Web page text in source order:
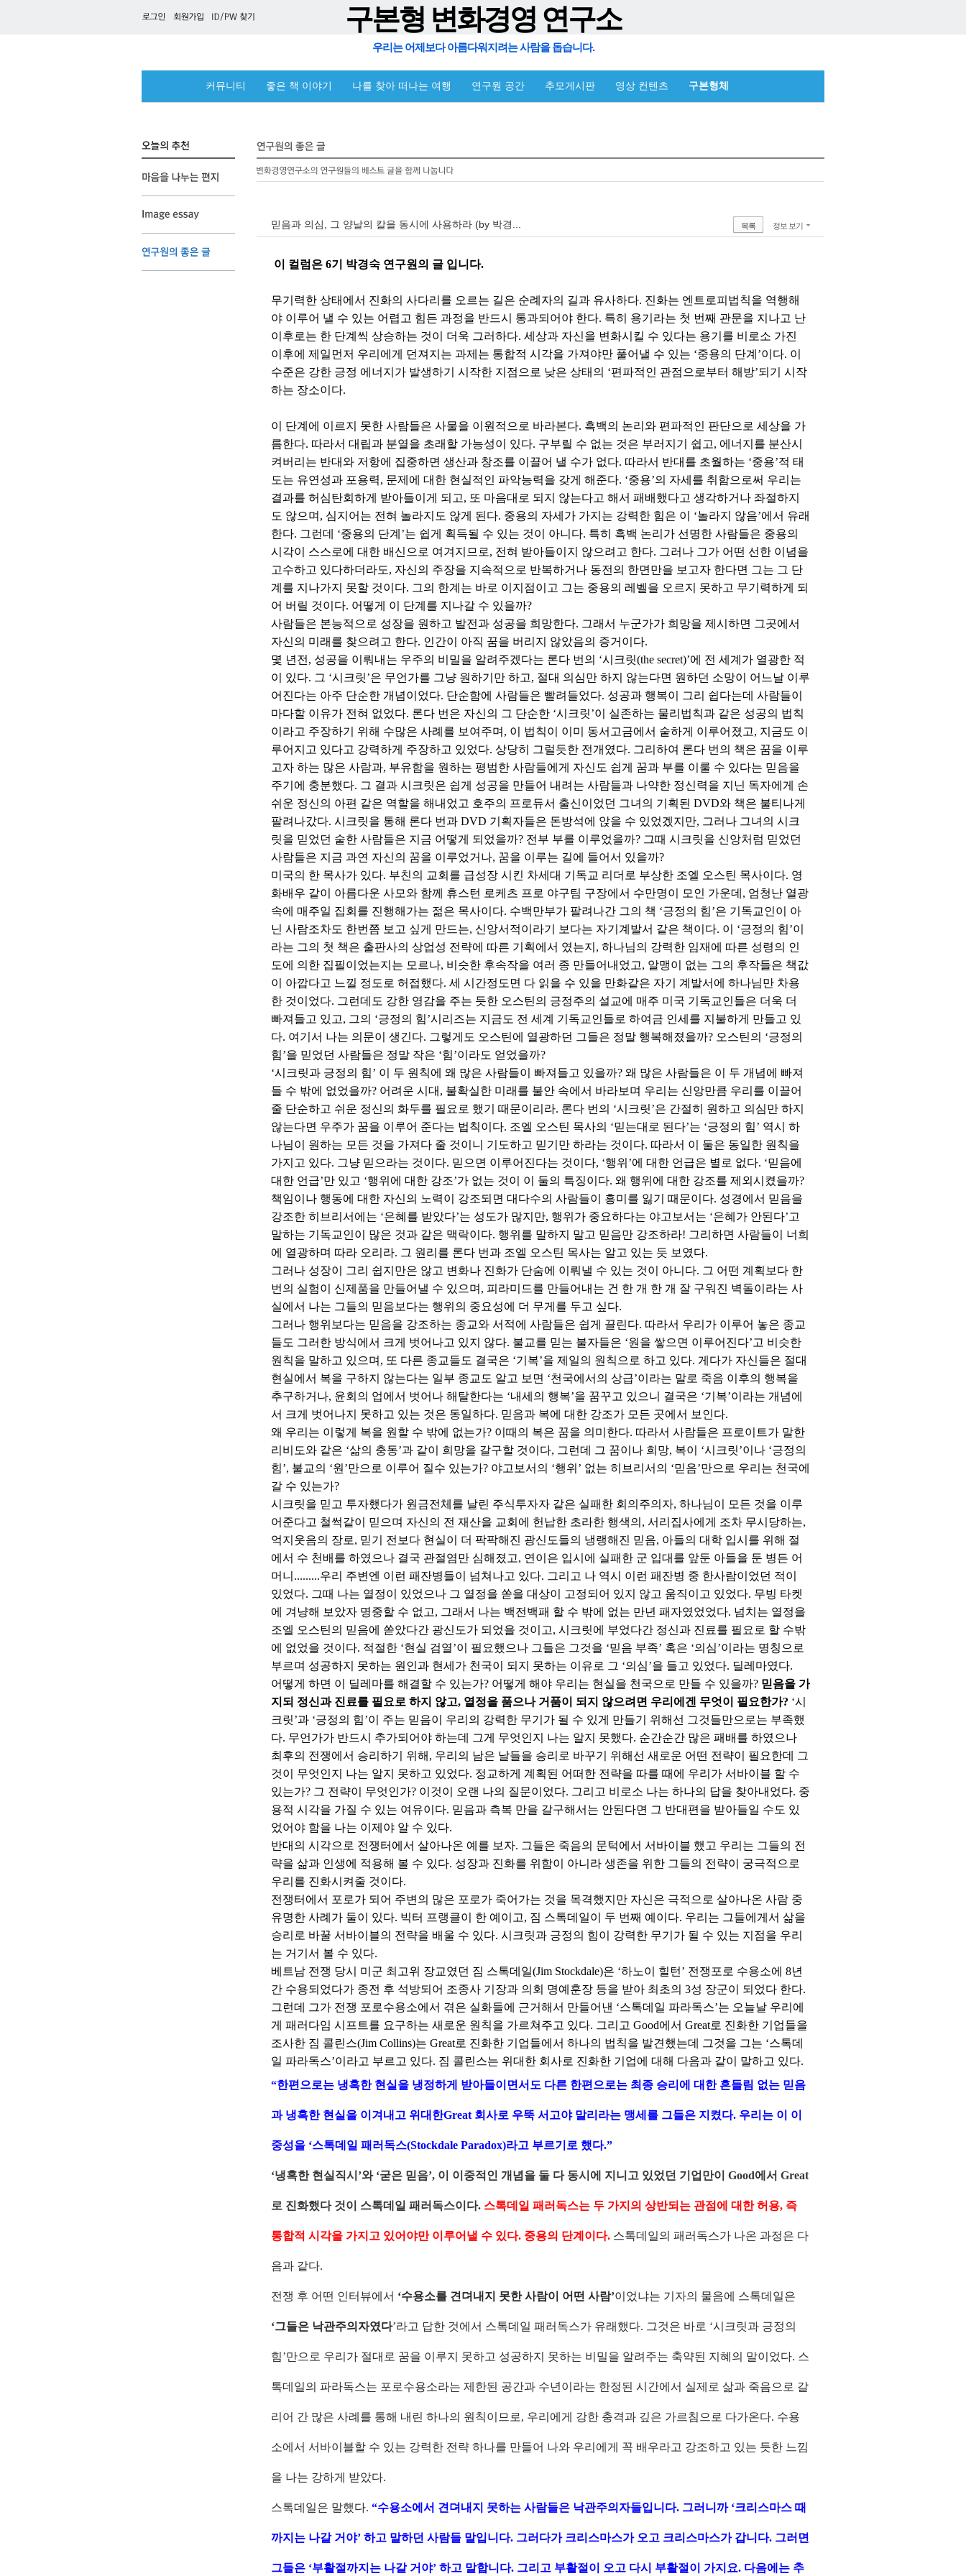
구본형 변화경영 연구소
우리는 어제보다 아름다워지려는 사람을 돕습니다.
커뮤니티 좋은 책 이야기 나를 찾아 떠나는 여행 연구원 공간 추모게시판 영상 컨텐츠 구본형체
믿음과 의심, 그 양날의 칼을 동시에 사용하라 (by 박경... 목록 정보 보기
이 컬럼은 6기 박경숙 연구원의 글 입니다.
무기력한 상태에서 진화의 사다리를 오르는 길은 순례자의 길과 유사하다. 진화는 엔트로피법칙을 역행해
야 이루어 낼 수 있는 어렵고 힘든 과정을 반드시 통과되어야 한다. 특히 용기라는 첫 번째 관문을 지나고 난
이후로는 한 단계씩 상승하는 것이 더욱 그러하다. 세상과 자신을 변화시킬 수 있다는 용기를 비로소 가진
이후에 제일먼저 우리에게 던져지는 과제는 통합적 시각을 가져야만 풀어낼 수 있는 ‘중용의 단계’이다. 이
수준은 강한 긍정 에너지가 발생하기 시작한 지점으로 낮은 상태의 ‘편파적인 관점으로부터 해방’되기 시작
하는 장소이다.
이 단계에 이르지 못한 사람들은 사물을 이원적으로 바라본다. 흑백의 논리와 편파적인 판단으로 세상을 가
름한다. 따라서 대립과 분열을 초래할 가능성이 있다. 구부릴 수 없는 것은 부러지기 쉽고, 에너지를 분산시
켜버리는 반대와 저항에 집중하면 생산과 창조를 이끌어 낼 수가 없다. 따라서 반대를 초월하는 ‘중용’적 태
도는 유연성과 포용력, 문제에 대한 현실적인 파악능력을 갖게 해준다. ‘중용’의 자세를 취함으로써 우리는
결과를 허심탄회하게 받아들이게 되고, 또 마음대로 되지 않는다고 해서 패배했다고 생각하거나 좌절하지
도 않으며, 심지어는 전혀 놀라지도 않게 된다. 중용의 자세가 가지는 강력한 힘은 이 ‘놀라지 않음’에서 유래
한다. 그런데 ‘중용의 단계’는 쉽게 획득될 수 있는 것이 아니다. 특히 흑백 논리가 선명한 사람들은 중용의
시각이 스스로에 대한 배신으로 여겨지므로, 전혀 받아들이지 않으려고 한다. 그러나 그가 어떤 선한 이념을
고수하고 있다하더라도, 자신의 주장을 지속적으로 반복하거나 동전의 한면만을 보고자 한다면 그는 그 단
계를 지나가지 못할 것이다. 그의 한계는 바로 이지점이고 그는 중용의 레벨을 오르지 못하고 무기력하게 되
어 버릴 것이다. 어떻게 이 단계를 지나갈 수 있을까?
사람들은 본능적으로 성장을 원하고 발전과 성공을 희망한다. 그래서 누군가가 희망을 제시하면 그곳에서
자신의 미래를 찾으려고 한다. 인간이 아직 꿈을 버리지 않았음의 증거이다.
몇 년전, 성공을 이뤄내는 우주의 비밀을 알려주겠다는 론다 번의 ‘시크릿(the secret)’에 전 세계가 열광한 적
이 있다. 그 ‘시크릿’은 무언가를 그냥 원하기만 하고, 절대 의심만 하지 않는다면 원하던 소망이 어느날 이루
어진다는 아주 단순한 개념이었다. 단순함에 사람들은 빨려들었다. 성공과 행복이 그리 쉽다는데 사람들이
마다할 이유가 전혀 없었다. 론다 번은 자신의 그 단순한 ‘시크릿’이 실존하는 물리법칙과 같은 성공의 법칙
이라고 주장하기 위해 수많은 사례를 보여주며, 이 법칙이 이미 동서고금에서 숱하게 이루어졌고, 지금도 이
루어지고 있다고 강력하게 주장하고 있었다. 상당히 그럴듯한 전개였다. 그리하여 론다 번의 책은 꿈을 이루
고자 하는 많은 사람과, 부유함을 원하는 평범한 사람들에게 자신도 쉽게 꿈과 부를 이룰 수 있다는 믿음을
주기에 충분했다. 그 결과 시크릿은 쉽게 성공을 만들어 내려는 사람들과 나약한 정신력을 지닌 독자에게 손
쉬운 정신의 아편 같은 역할을 해내었고 호주의 프로듀서 출신이었던 그녀의 기획된 DVD와 책은 불티나게
팔려나갔다. 시크릿을 통해 론다 번과 DVD 기획자들은 돈방석에 앉을 수 있었겠지만, 그러나 그녀의 시크
릿을 믿었던 숱한 사람들은 지금 어떻게 되었을까? 전부 부를 이루었을까? 그때 시크릿을 신앙처럼 믿었던
사람들은 지금 과연 자신의 꿈을 이루었거나, 꿈을 이루는 길에 들어서 있을까?
미국의 한 목사가 있다. 부친의 교회를 급성장 시킨 차세대 기독교 리더로 부상한 조엘 오스틴 목사이다. 영
화배우 같이 아름다운 사모와 함께 휴스턴 로케츠 프로 야구팀 구장에서 수만명이 모인 가운데, 엄청난 열광
속에 매주일 집회를 진행해가는 젊은 목사이다. 수백만부가 팔려나간 그의 책 ‘긍정의 힘’은 기독교인이 아
닌 사람조차도 한번쯤 보고 싶게 만드는, 신앙서적이라기 보다는 자기계발서 같은 책이다. 이 ‘긍정의 힘’이
라는 그의 첫 책은 출판사의 상업성 전략에 따른 기획에서 였는지, 하나님의 강력한 임재에 따른 성령의 인
도에 의한 집필이었는지는 모르나, 비슷한 후속작을 여러 종 만들어내었고, 알맹이 없는 그의 후작들은 책값
이 아깝다고 느낄 정도로 허접했다. 세 시간정도면 다 읽을 수 있을 만화같은 자기 계발서에 하나님만 차용
한 것이었다. 그런데도 강한 영감을 주는 듯한 오스틴의 긍정주의 설교에 매주 미국 기독교인들은 더욱 더
빠져들고 있고, 그의 ‘긍정의 힘’시리즈는 지금도 전 세계 기독교인들로 하여금 인세를 지불하게 만들고 있
다. 여기서 나는 의문이 생긴다. 그렇게도 오스틴에 열광하던 그들은 정말 행복해졌을까? 오스틴의 ‘긍정의
힘’을 믿었던 사람들은 정말 작은 ‘힘’이라도 얻었을까?
‘시크릿과 긍정의 힘’ 이 두 원칙에 왜 많은 사람들이 빠져들고 있을까? 왜 많은 사람들은 이 두 개념에 빠져
들 수 밖에 없었을까? 어려운 시대, 불확실한 미래를 불안 속에서 바라보며 우리는 신앙만큼 우리를 이끌어
줄 단순하고 쉬운 정신의 화두를 필요로 했기 때문이리라. 론다 번의 ‘시크릿’은 간절히 원하고 의심만 하지
않는다면 우주가 꿈을 이루어 준다는 법칙이다. 조엘 오스틴 목사의 ‘믿는대로 된다’는 ‘긍정의 힘’ 역시 하
나님이 원하는 모든 것을 가져다 줄 것이니 기도하고 믿기만 하라는 것이다. 따라서 이 둘은 동일한 원칙을
가지고 있다. 그냥 믿으라는 것이다. 믿으면 이루어진다는 것이다, ‘행위’에 대한 언급은 별로 없다. ‘믿음에
대한 언급’만 있고 ‘행위에 대한 강조’가 없는 것이 이 둘의 특징이다. 왜 행위에 대한 강조를 제외시켰을까?
책임이나 행동에 대한 자신의 노력이 강조되면 대다수의 사람들이 흥미를 잃기 때문이다. 성경에서 믿음을
강조한 히브리서에는 ‘은혜를 받았다’는 성도가 많지만, 행위가 중요하다는 야고보서는 ‘은혜가 안된다’고
말하는 기독교인이 많은 것과 같은 맥락이다. 행위를 말하지 말고 믿음만 강조하라! 그리하면 사람들이 너희
에 열광하며 따라 오리라. 그 원리를 론다 번과 조엘 오스틴 목사는 알고 있는 듯 보였다.
그러나 성장이 그리 쉽지만은 않고 변화나 진화가 단숨에 이뤄낼 수 있는 것이 아니다. 그 어떤 계획보다 한
번의 실험이 신제품을 만들어낼 수 있으며, 피라미드를 만들어내는 건 한 개 한 개 잘 구워진 벽돌이라는 사
실에서 나는 그들의 믿음보다는 행위의 중요성에 더 무게를 두고 싶다.
그러나 행위보다는 믿음을 강조하는 종교와 서적에 사람들은 쉽게 끌린다. 따라서 우리가 이루어 놓은 종교
들도 그러한 방식에서 크게 벗어나고 있지 않다. 불교를 믿는 불자들은 ‘원을 쌓으면 이루어진다’고 비슷한
원칙을 말하고 있으며, 또 다른 종교들도 결국은 ‘기복’을 제일의 원칙으로 하고 있다. 게다가 자신들은 절대
현실에서 복을 구하지 않는다는 일부 종교도 알고 보면 ‘천국에서의 상급’이라는 말로 죽음 이후의 행복을
추구하거나, 윤회의 업에서 벗어나 해탈한다는 ‘내세의 행복’을 꿈꾸고 있으니 결국은 ‘기복’이라는 개념에
서 크게 벗어나지 못하고 있는 것은 동일하다. 믿음과 복에 대한 강조가 모든 곳에서 보인다.
왜 우리는 이렇게 복을 원할 수 밖에 없는가? 이때의 복은 꿈을 의미한다. 따라서 사람들은 프로이트가 말한
리비도와 같은 ‘삶의 충동’과 같이 희망을 갈구할 것이다, 그런데 그 꿈이나 희망, 복이 ‘시크릿’이나 ‘긍정의
힘’, 불교의 ‘원’만으로 이루어 질수 있는가? 야고보서의 ‘행위’ 없는 히브리서의 ‘믿음’만으로 우리는 천국에
갈 수 있는가?
시크릿을 믿고 투자했다가 원금전체를 날린 주식투자자 같은 실패한 회의주의자, 하나님이 모든 것을 이루
어준다고 철썩같이 믿으며 자신의 전 재산을 교회에 헌납한 초라한 행색의, 서리집사에게 조차 무시당하는,
억지웃음의 장로, 믿기 전보다 현실이 더 팍팍해진 광신도들의 냉랭해진 믿음, 아들의 대학 입시를 위해 절
에서 수 천배를 하였으나 결국 관절염만 심해졌고, 연이은 입시에 실패한 군 입대를 앞둔 아들을 둔 병든 어
머니.........우리 주변엔 이런 패잔병들이 넘쳐나고 있다. 그리고 나 역시 이런 패잔병 중 한사람이었던 적이
있었다. 그때 나는 열정이 있었으나 그 열정을 쏟을 대상이 고정되어 있지 않고 움직이고 있었다. 무빙 타켓
에 겨냥해 보았자 명중할 수 없고, 그래서 나는 백전백패 할 수 밖에 없는 만년 패자였었었다. 넘치는 열정을
조엘 오스틴의 믿음에 쏟았다간 광신도가 되었을 것이고, 시크릿에 부었다간 정신과 진료를 필요로 할 수밖
에 없었을 것이다. 적절한 ‘현실 검열’이 필요했으나 그들은 그것을 ‘믿음 부족’ 혹은 ‘의심’이라는 명칭으로
부르며 성공하지 못하는 원인과 현세가 천국이 되지 못하는 이유로 그 ‘의심’을 들고 있었다. 딜레마였다.
어떻게 하면 이 딜레마를 해결할 수 있는가? 어떻게 해야 우리는 현실을 천국으로 만들 수 있을까? 믿음을 가
지되 정신과 진료를 필요로 하지 않고, 열정을 품으나 거품이 되지 않으려면 우리에겐 무엇이 필요한가? ‘시
크릿’과 ‘긍정의 힘’이 주는 믿음이 우리의 강력한 무기가 될 수 있게 만들기 위해선 그것들만으로는 부족했
다. 무언가가 반드시 추가되어야 하는데 그게 무엇인지 나는 알지 못했다. 순간순간 많은 패배를 하였으나
최후의 전쟁에서 승리하기 위해, 우리의 남은 날들을 승리로 바꾸기 위해선 새로운 어떤 전략이 필요한데 그
것이 무엇인지 나는 알지 못하고 있었다. 정교하게 계획된 어떠한 전략을 따를 때에 우리가 서바이블 할 수
있는가? 그 전략이 무엇인가? 이것이 오랜 나의 질문이었다. 그리고 비로소 나는 하나의 답을 찾아내었다. 중
용적 시각을 가질 수 있는 여유이다. 믿음과 측복 만을 갈구해서는 안된다면 그 반대편을 받아들일 수도 있
었어야 함을 나는 이제야 알 수 있다.
반대의 시각으로 전쟁터에서 살아나온 예를 보자. 그들은 죽음의 문턱에서 서바이블 했고 우리는 그들의 전
략을 삶과 인생에 적용해 볼 수 있다. 성장과 진화를 위함이 아니라 생존을 위한 그들의 전략이 궁극적으로
우리를 진화시켜줄 것이다.
전쟁터에서 포로가 되어 주변의 많은 포로가 죽어가는 것을 목격했지만 자신은 극적으로 살아나온 사람 중
유명한 사례가 둘이 있다. 빅터 프랭클이 한 예이고, 짐 스톡데일이 두 번째 예이다. 우리는 그들에게서 삶을
승리로 바꿀 서바이블의 전략을 배울 수 있다. 시크릿과 긍정의 힘이 강력한 무기가 될 수 있는 지점을 우리
는 거기서 볼 수 있다.
베트남 전쟁 당시 미군 최고위 장교였던 짐 스톡데일(Jim Stockdale)은 ‘하노이 힐턴’ 전쟁포로 수용소에 8년
간 수용되었다가 종전 후 석방되어 조종사 기장과 의회 명예훈장 등을 받아 최초의 3성 장군이 되었다 한다.
그런데 그가 전쟁 포로수용소에서 겪은 실화들에 근거해서 만들어낸 ‘스톡데일 파라독스’는 오늘날 우리에
게 패러다임 시프트를 요구하는 새로운 원칙을 가르쳐주고 있다. 그리고 Good에서 Great로 진화한 기업들을
조사한 짐 콜린스(Jim Collins)는 Great로 진화한 기업들에서 하나의 법칙을 발견했는데 그것을 그는 ‘스톡데
일 파라독스’이라고 부르고 있다. 짐 콜린스는 위대한 회사로 진화한 기업에 대해 다음과 같이 말하고 있다.
“한편으로는 냉혹한 현실을 냉정하게 받아들이면서도 다른 한편으로는 최종 승리에 대한 흔들림 없는 믿음
과 냉혹한 현실을 이겨내고 위대한Great 회사로 우뚝 서고야 말리라는 맹세를 그들은 지켰다. 우리는 이 이
중성을 ‘스톡데일 패러독스(Stockdale Paradox)라고 부르기로 했다.”
‘냉혹한 현실직시’와 ‘굳은 믿음’, 이 이중적인 개념을 둘 다 동시에 지니고 있었던 기업만이 Good에서 Great
로 진화했다 것이 스톡데일 패러독스이다. 스톡데일 패러독스는 두 가지의 상반되는 관점에 대한 허용, 즉
통합적 시각을 가지고 있어야만 이루어낼 수 있다. 중용의 단계이다. 스톡데일의 패러독스가 나온 과정은 다
음과 같다.
전쟁 후 어떤 인터뷰에서 ‘수용소를 견뎌내지 못한 사람이 어떤 사람’이었냐는 기자의 물음에 스톡데일은
‘그들은 낙관주의자였다’라고 답한 것에서 스톡데일 패러독스가 유래했다. 그것은 바로 ‘시크릿과 긍정의
힘’만으로 우리가 절대로 꿈을 이루지 못하고 성공하지 못하는 비밀을 알려주는 축약된 지혜의 말이었다. 스
톡데일의 파라독스는 포로수용소라는 제한된 공간과 수년이라는 한정된 시간에서 실제로 삶과 죽음으로 갈
리어 간 많은 사례를 통해 내린 하나의 원칙이므로, 우리에게 강한 충격과 깊은 가르침으로 다가온다. 수용
소에서 서바이블할 수 있는 강력한 전략 하나를 만들어 나와 우리에게 꼭 배우라고 강조하고 있는 듯한 느낌
을 나는 강하게 받았다.
스톡데일은 말했다. “수용소에서 견뎌내지 못하는 사람들은 낙관주의자들입니다. 그러니까 ‘크리스마스 때
까지는 나갈 거야’ 하고 말하던 사람들 말입니다. 그러다가 크리스마스가 오고 크리스마스가 갑니다. 그러면
그들은 ‘부활절까지는 나갈 거야’ 하고 말합니다. 그리고 부활절이 오고 다시 부활절이 가지요. 다음에는 추